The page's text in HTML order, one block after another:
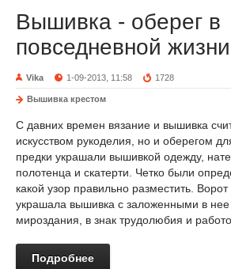
Вышивка - оберег в
повседневной жизни
Vika 1-09-2013, 11:58 1728
Вышивка крестом
С давних времен вязание и вышивка
искусством рукоделия, но и оберегом
предки украшали вышивкой одежду,
полотенца и скатерти. Четко были
какой узор правильно разместить. Ворот
украшала вышивка с заложенными в
мироздания, в знак трудолюбия и
Подробнее